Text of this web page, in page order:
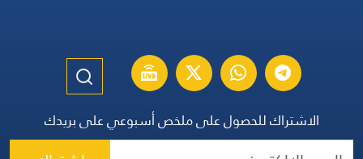
الاشتراك للحصول على ملخص أسبوعي على بريدك